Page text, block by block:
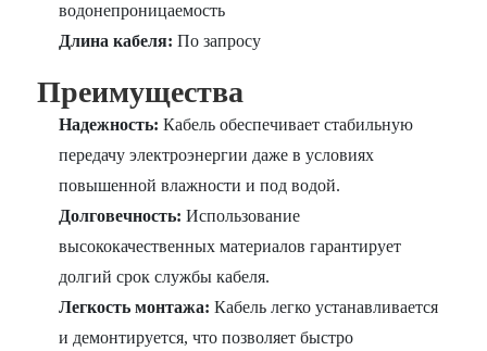
водонепроницаемость
Длина кабеля: По запросу
Преимущества
Надежность: Кабель обеспечивает стабильную
передачу электроэнергии даже в условиях
повышенной влажности и под водой.
Долговечность: Использование
высококачественных материалов гарантирует
долгий срок службы кабеля.
Легкость монтажа: Кабель легко устанавливается
и демонтируется, что позволяет быстро